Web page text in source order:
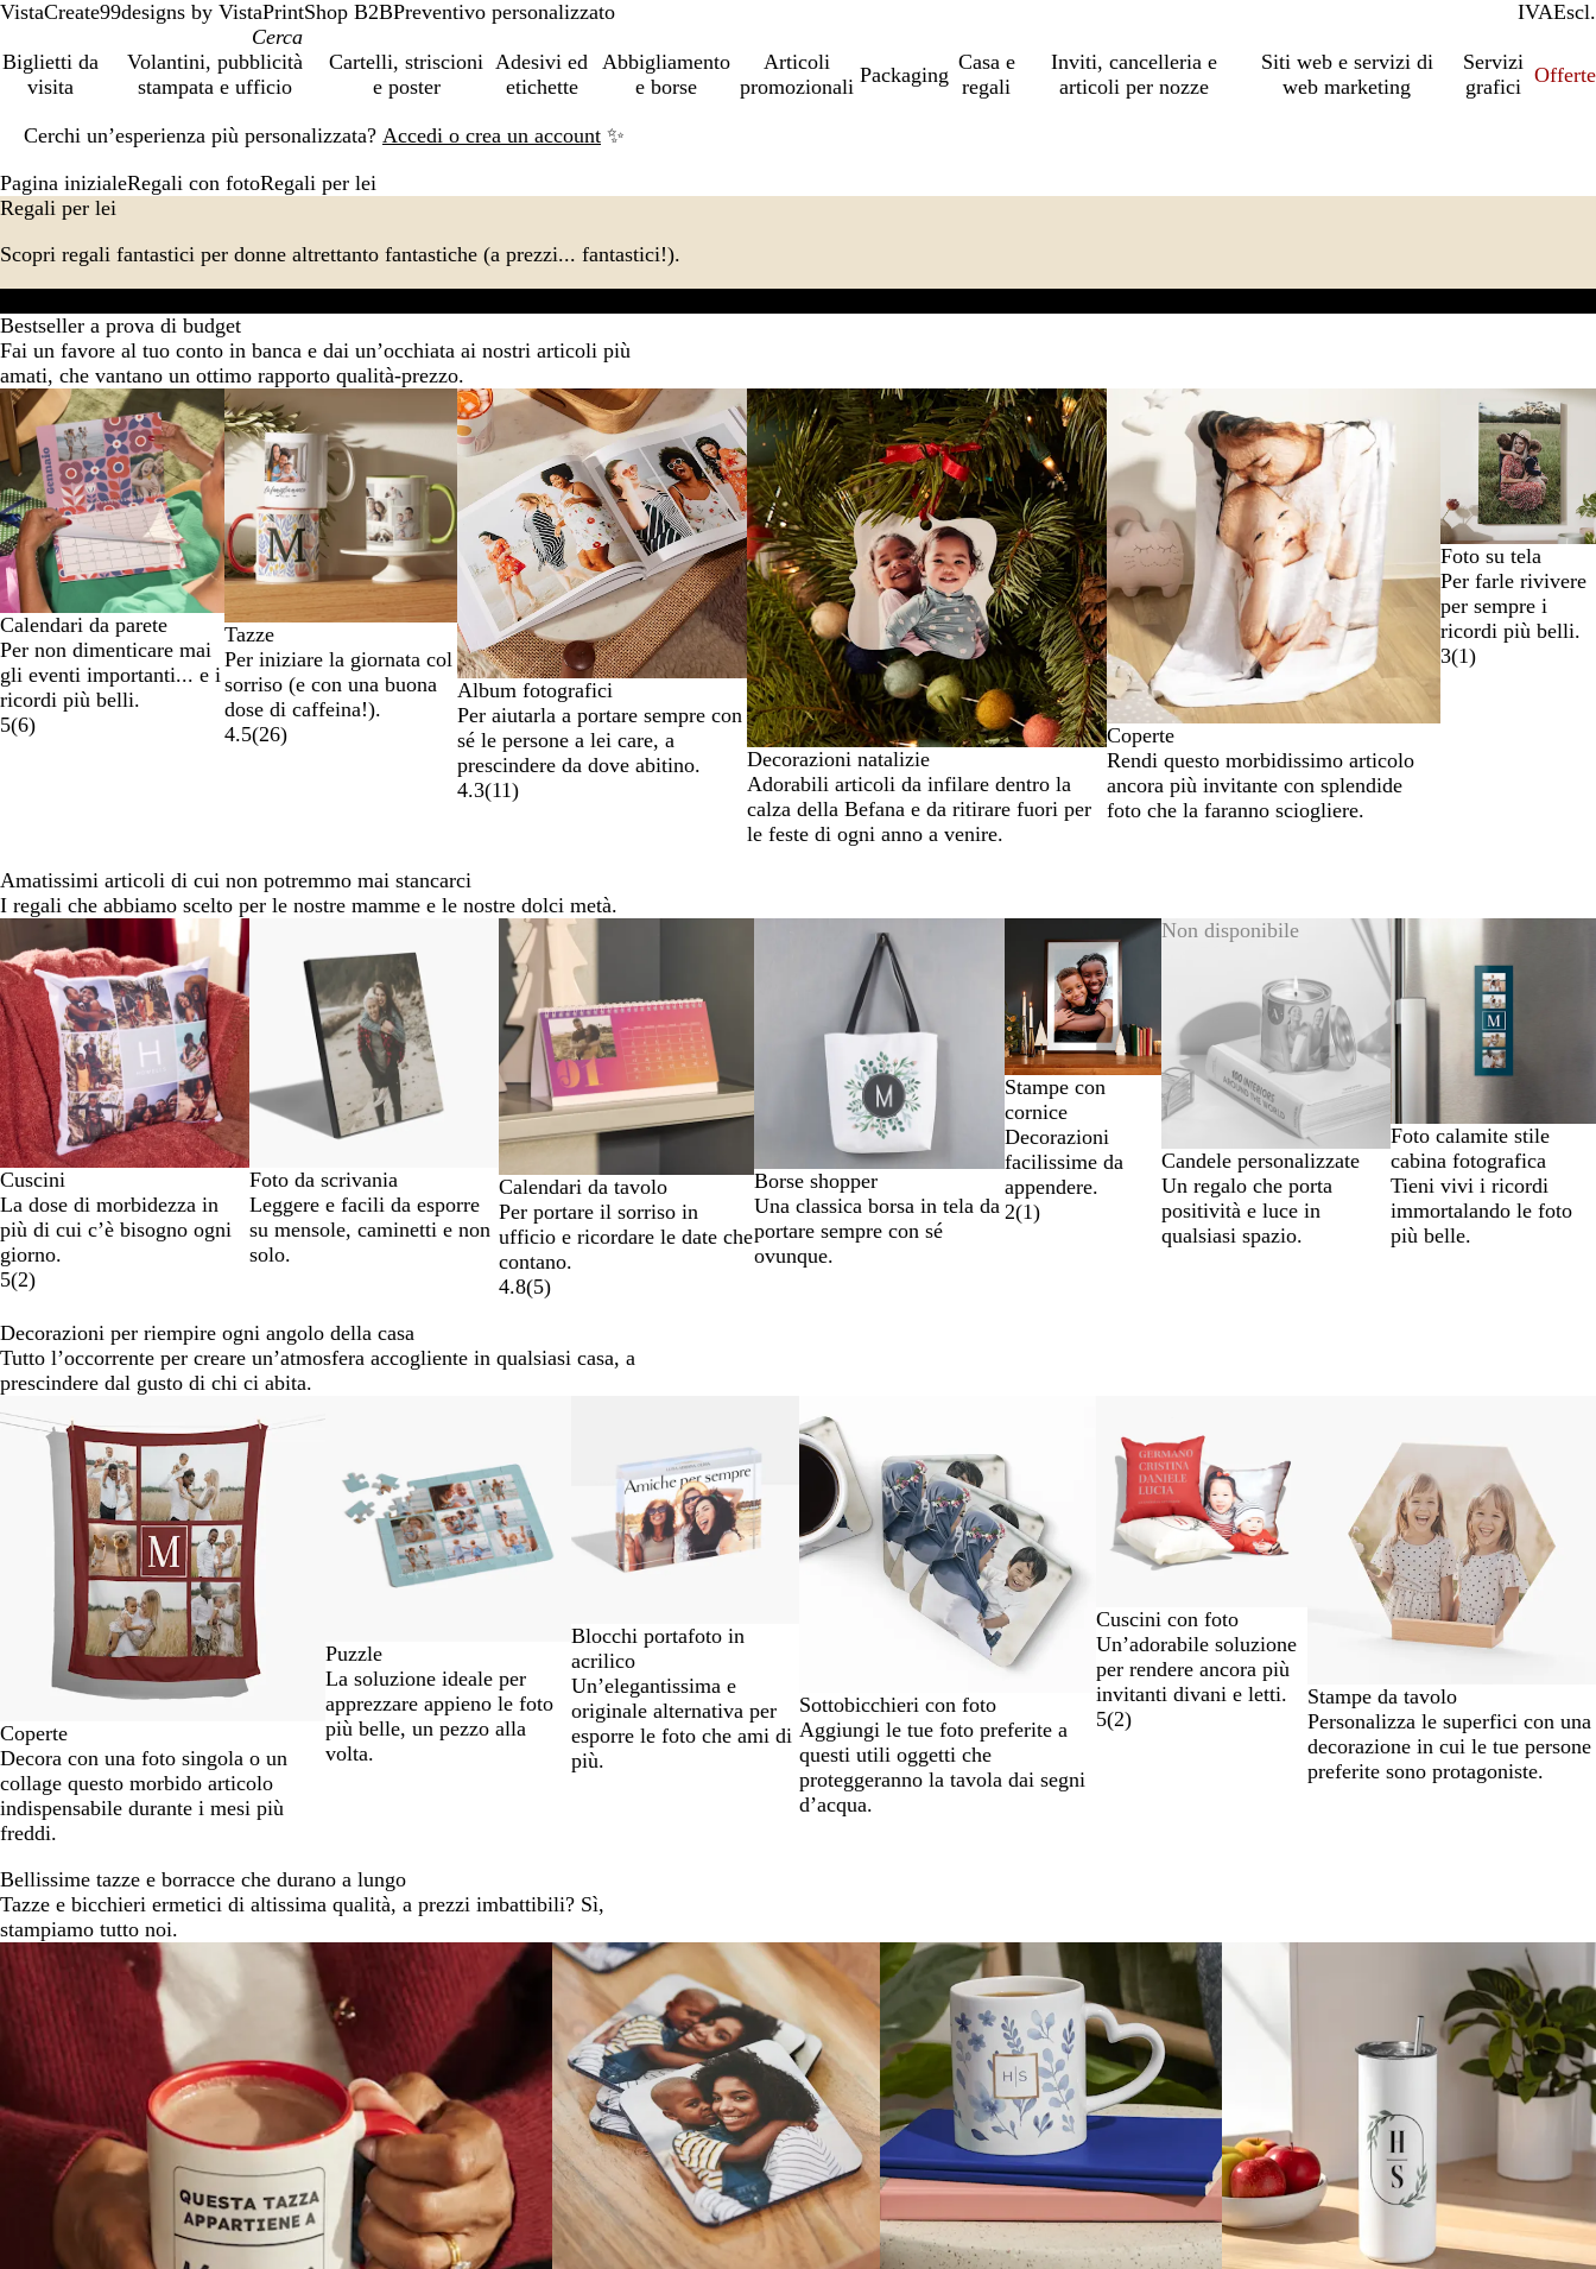
VistaCreate99designs by VistaPrintShop B2BPreventivo personalizzato IVAIncl.
Escl.
Biglietti da
visita
Volantini, pubblicità
stampata e ufficio
Cartelli, striscioni
e poster
Adesivi ed
etichette
Abbigliamento
e borse
Articoli
promozionali
Packaging
Casa e
regali
Inviti, cancelleria e
articoli per nozze
Siti web e servizi di
web marketing
Servizi
grafici
Offerte
Cerchi un’esperienza più personalizzata? Accedi o crea un account ✨
1
Pagina inizialeRegali con fotoRegali per lei
Regali per lei
Scopri regali fantastici per donne altrettanto fantastiche (a prezzi... fantastici!).
Bestseller a prova di budget
Fai un favore al tuo conto in banca e dai un’occhiata ai nostri articoli più
amati, che vantano un ottimo rapporto qualità-prezzo.
Calendari da parete
Per non dimenticare mai
gli eventi importanti... e i
ricordi più belli.
5(6)
Tazze
Per iniziare la giornata col
sorriso (e con una buona
dose di caffeina!).
4.5(26)
Album fotografici
Per aiutarla a portare sempre con
sé le persone a lei care, a
prescindere da dove abitino.
4.3(11)
Decorazioni natalizie
Adorabili articoli da infilare dentro la
calza della Befana e da ritirare fuori per
le feste di ogni anno a venire.
Coperte
Rendi questo morbidissimo articolo
ancora più invitante con splendide
foto che la faranno sciogliere.
Nuove opzioni
Foto su tela
Per farle rivivere
per sempre i
ricordi più belli.
3(1)
Diapositiva
da
1
2
di
6
Amatissimi articoli di cui non potremmo mai stancarci
I regali che abbiamo scelto per le nostre mamme e le nostre dolci metà.
Nuove opzioni
Cuscini
La dose di morbidezza in
più di cui c’è bisogno ogni
giorno.
5(2)
Foto da scrivania
Leggere e facili da esporre
su mensole, caminetti e non
solo.
Calendari da tavolo
Per portare il sorriso in
ufficio e ricordare le date che
contano.
4.8(5)
Borse shopper
Una classica borsa in tela da
portare sempre con sé
ovunque.
Stampe con
cornice
Decorazioni
facilissime da
appendere.
2(1)
Non disponibile
Candele personalizzate
Un regalo che porta
positività e luce in
qualsiasi spazio.
Foto calamite stile
cabina fotografica
Tieni vivi i ricordi
immortalando le foto
più belle.
Diapositiva
da
1
a
2
di
7
Decorazioni per riempire ogni angolo della casa
Tutto l’occorrente per creare un’atmosfera accogliente in qualsiasi casa, a
prescindere dal gusto di chi ci abita.
Coperte
Decora con una foto singola o un
collage questo morbido articolo
indispensabile durante i mesi più
freddi.
Puzzle
La soluzione ideale per
apprezzare appieno le foto
più belle, un pezzo alla
volta.
Blocchi portafoto in
acrilico
Un’elegantissima e
originale alternativa per
esporre le foto che ami di
più.
Sottobicchieri con foto
Aggiungi le tue foto preferite a
questi utili oggetti che
proteggeranno la tavola dai segni
d’acqua.
Cuscini con foto
Un’adorabile soluzione
per rendere ancora più
invitanti divani e letti.
5(2)
Stampe da tavolo
Personalizza le superfici con una
decorazione in cui le tue persone
preferite sono protagoniste.
Diapositiva
da
Bellissime tazze e borracce che durano a lungo
Tazze e bicchieri ermetici di altissima qualità, a prezzi imbattibili? Sì,
stampiamo tutto noi.
Diapositiva
4